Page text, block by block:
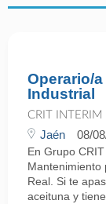
Operario/
Industrial
CRIT INTERIM
Jaén 08/
En Grupo
Mantenimiento
Real. Si te
aceituna y